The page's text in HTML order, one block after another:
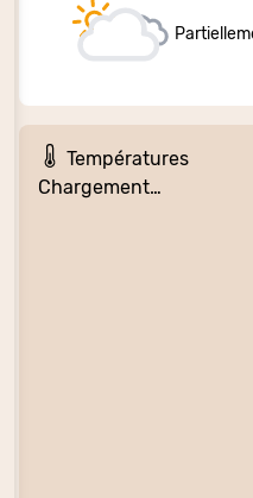
Températures
Chargement…